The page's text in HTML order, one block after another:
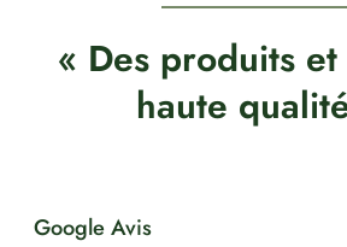
« Des produits
haute
Google Avis